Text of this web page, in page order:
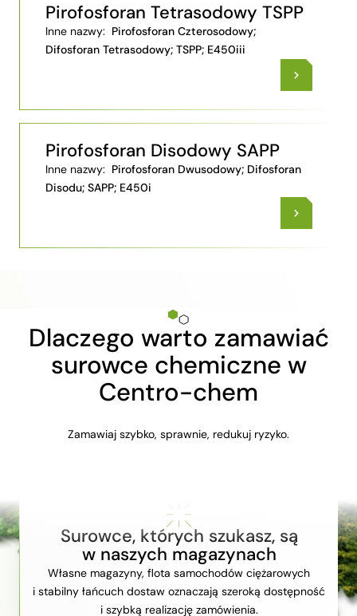
Pirofosforan Tetrasodowy TSPP
Inne nazwy: Pirofosforan Czterosodowy;
Difosforan Tetrasodowy; TSPP; E450iii
Pirofosforan Disodowy SAPP
Inne nazwy: Pirofosforan Dwusodowy; Difosforan
Disodu; SAPP; E450i
Dlaczego warto zamawiać
surowce chemiczne w
Centro-chem
Zamawiaj szybko, sprawnie, redukuj ryzyko.
Surowce, których szukasz, są
w naszych magazynach
Własne magazyny, flota samochodów ciężarowych
i stabilny łańcuch dostaw oznaczają szeroką dostępność
i szybką realizację zamówienia.